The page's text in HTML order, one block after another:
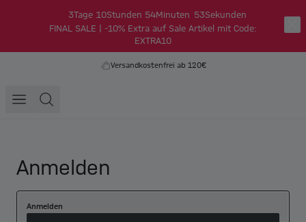
3Tage 10Stunden 54Minuten 53Sekunden
FINAL SALE | -10% Extra auf Sale Artikel mit Code:
EXTRA10
Versandkostenfrei ab 120€
Anmelden
Anmelden